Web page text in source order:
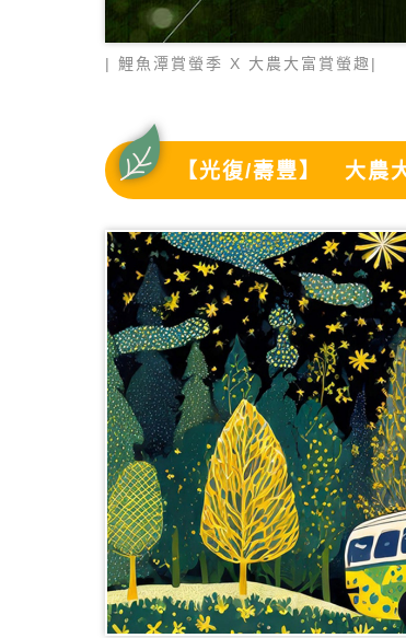
| 鯉魚潭賞螢季 X 大農大富賞螢趣|
【光復/壽豐】 大農